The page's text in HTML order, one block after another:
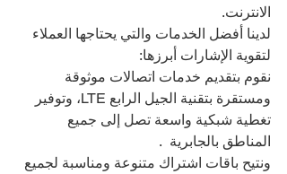
الانترنت.
لدينا أفضل الخدمات والتي يحتاجها العملاء
لتقوية الإشارات أبرزها:
نقوم بتقديم خدمات اتصالات موثوقة
ومستقرة بتقنية الجيل الرابع LTE، وتوفير
تغطية شبكية واسعة تصل إلى جميع
المناطق بالجابرية  .
ونتيح باقات اشتراك متنوعة ومناسبة لجميع